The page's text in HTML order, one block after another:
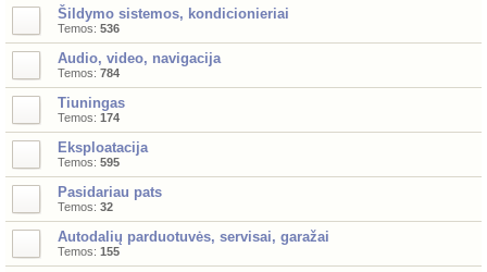
Šildymo sistemos, kondicionieriai
Temos: 536
Audio, video, navigacija
Temos: 784
Tiuningas
Temos: 174
Eksploatacija
Temos: 595
Pasidariau pats
Temos: 32
Autodalių parduotuvės, servisai, garažai
Temos: 155